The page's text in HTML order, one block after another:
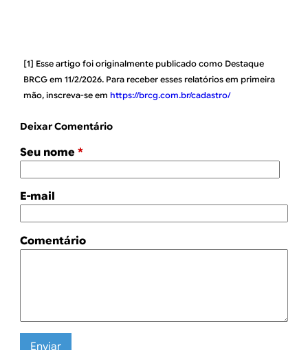
[1] Esse artigo foi originalmente publicado como Destaque
BRCG em 11/2/2026. Para receber esses relatórios em primeira
mão, inscreva-se em https://brcg.com.br/cadastro/
Deixar Comentário
Seu nome *
E-mail
Comentário